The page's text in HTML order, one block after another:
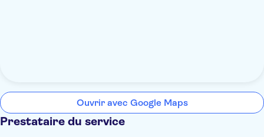
Ouvrir avec Google Maps
Prestataire du service